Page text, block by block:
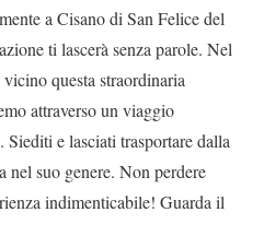
a Cisano di San Felice del
ti lascerà senza parole. Nel
questa straordinaria
attraverso un viaggio
e lasciati trasportare dalla
nel suo genere. Non perdere
indimenticabile! Guarda il